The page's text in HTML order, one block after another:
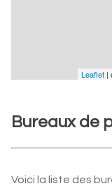
Leaflet |
Bureaux de
Voici la liste des